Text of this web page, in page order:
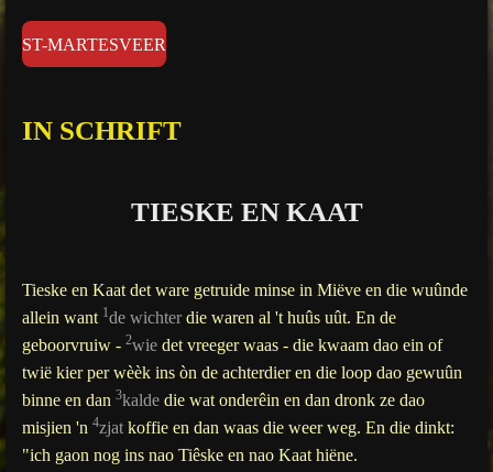
ST-MARTESVEER
IN SCHRIFT
TIESKE EN KAAT
Tieske en Kaat det ware getruide minse in Miëve en die wuûnde
allein want 1de wichterdie waren al 't huûs uût. En de
geboorvruiw - 2wie det vreeger waas - die kwaam dao ein of
twië kier per wèèk ins òn de achterdier en die loop dao gewuûn
binne en dan 3kalde die wat onderêin en dan dronk ze dao
misjien 'n 4zjat koffie en dan waas die weer weg. En die dinkt:
"ich gaon nog ins nao Tiêske en nao Kaat hiëne.